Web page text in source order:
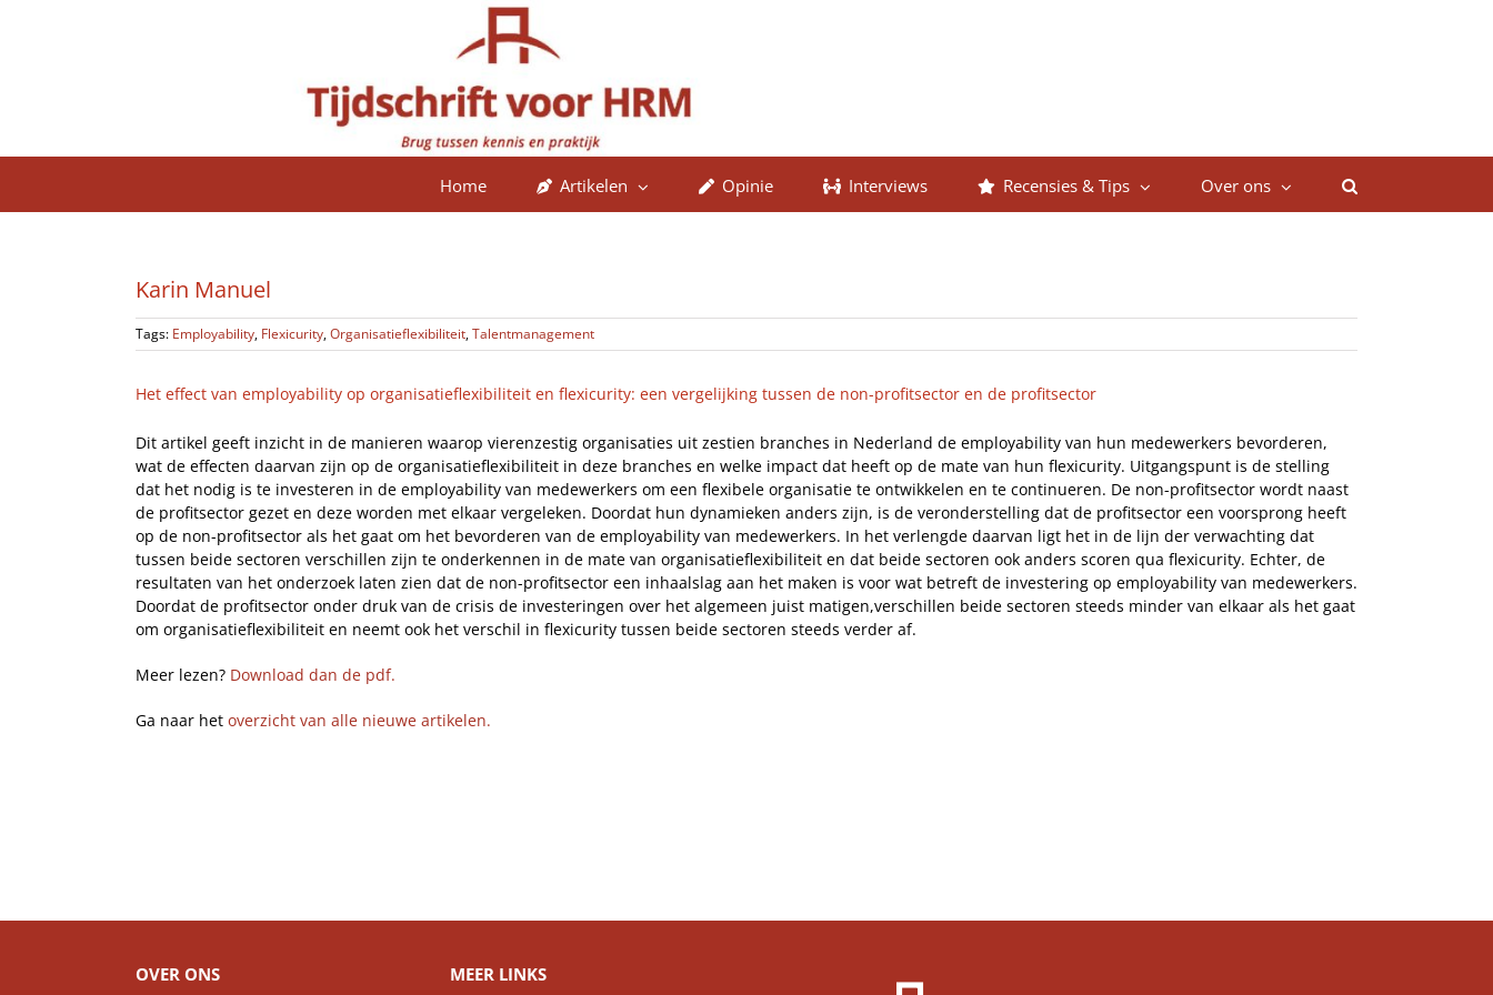
Home Artikelen Opinie Interviews Recensies & Tips Over ons
Karin Manuel
Tags: Employability, Flexicurity,Organisatieflexibiliteit,Talentmanagement
Het effect van employability op organisatieflexibiliteit en flexicurity: een vergelijking tussen de non-profitsector en de profitsector
Dit artikel geeft inzicht in de manieren waarop vierenzestig organisaties uit zestien branches in Nederland de employability van hun medewerkers bevorderen,
wat de effecten daarvan zijn op de organisatieflexibiliteit in deze branches en welke impact dat heeft op de mate van hun flexicurity. Uitgangspunt is de stelling
dat het nodig is te investeren in de employability van medewerkers om een flexibele organisatie te ontwikkelen en te continueren. De non-profitsector wordt naast
de profitsector gezet en deze worden met elkaar vergeleken. Doordat hun dynamieken anders zijn, is de veronderstelling dat de profitsector een voorsprong heeft
op de non-profitsector als het gaat om het bevorderen van de employability van medewerkers. In het verlengde daarvan ligt het in de lijn der verwachting dat
tussen beide sectoren verschillen zijn te onderkennen in de mate van organisatieflexibiliteit en dat beide sectoren ook anders scoren qua flexicurity. Echter, de
resultaten van het onderzoek laten zien dat de non-profitsector een inhaalslag aan het maken is voor wat betreft de investering op employability van medewerkers.
Doordat de profitsector onder druk van de crisis de investeringen over het algemeen juist matigen,verschillen beide sectoren steeds minder van elkaar als het gaat
om organisatieflexibiliteit en neemt ook het verschil in flexicurity tussen beide sectoren steeds verder af.
Meer lezen? Download dan de pdf.
Ga naar het overzicht van alle nieuwe artikelen.
OVER ONS MEER LINKS